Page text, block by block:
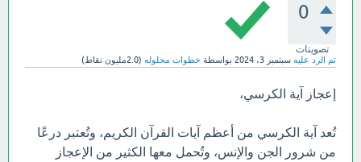
0
تصويتات
تم الرد عليه سبتمبر 3، 2024 بواسطة خطوات محلوله (2.0مليون نقاط)
إعجاز آية الكرسي،
تُعد آية الكرسي من أعظم آيات القرآن الكريم، وتُعتبر درعًا
من شرور الجن والإنس، وتُحمل معها الكثير من الإعجاز